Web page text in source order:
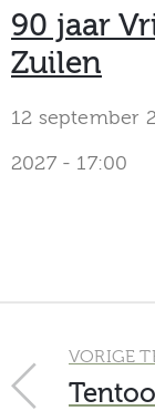
90 jaar
Zuilen
12 september
2027 - 17:00
VORIGE